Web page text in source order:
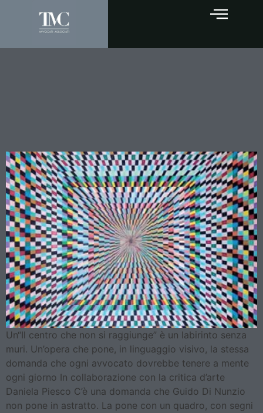
Un“Il centro che non si raggiunge” è un labirinto senza
muri. Un’opera che pone, in linguaggio visivo, la stessa
domanda che ogni avvocato dovrebbe tenere a mente
ogni giorno In collaborazione con la critica d’arte
Daniela Piesco C’è una domanda che Guido Di Nunzio
non pone in astratto. La pone con un quadro, con segni